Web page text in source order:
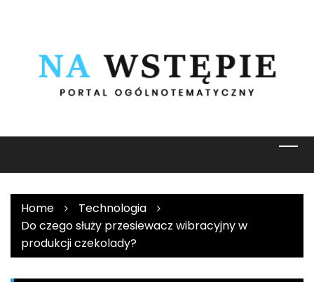
Home
Technologia
Do czego służy przesiewacz wibracyjny w
produkcji czekolady?